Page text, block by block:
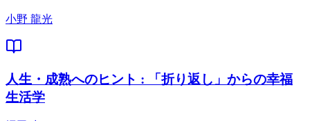
小野 龍光
人生・成熟へのヒント : 「折り返し」からの幸福
生活学